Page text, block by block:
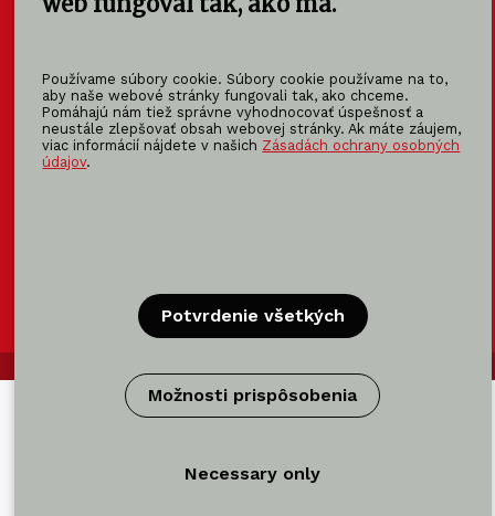
Používame súbory cookie. Súbory cookie používame na to,
aby naše webové stránky fungovali tak, ako chceme.
Pomáhajú nám tiež správne vyhodnocovať úspešnosť a
neustále zlepšovať obsah webovej stránky. Ak máte záujem,
viac informácií nájdete v našich Zásadách ochrany osobných
údajov.
Potvrdenie všetkých
Možnosti prispôsobenia
Necessary only
KOMA
KOMAFAMILY